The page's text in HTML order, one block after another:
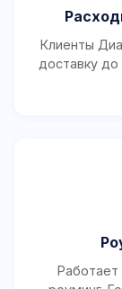
Клиенты
доставку